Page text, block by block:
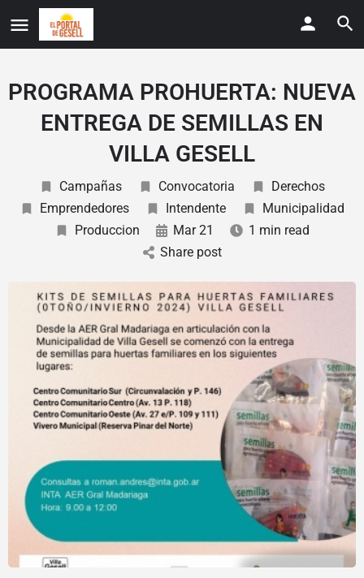
PROGRAMA PROHUERTA: NUEVA
ENTREGA DE SEMILLAS EN
VILLA GESELL
Campañas Convocatoria
Derechos
Emprendedores
Intendente
Municipalidad
Produccion
Mar 21
1 min read
Share post